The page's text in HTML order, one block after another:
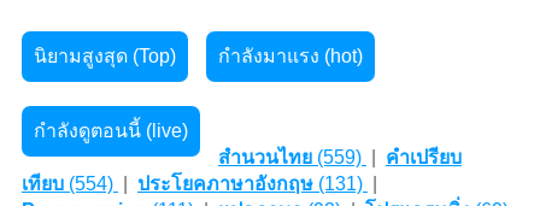
นิยามสูงสุด (Top) กำลังมาแรง (hot)
กำลังดูตอนนี้ (live)
สำนวนไทย(559)
คำเปรียบ
เทียบ(554) ประโยคภาษาอังกฤษ(131)